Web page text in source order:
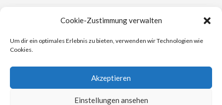
Cookie-Zustimmung verwalten
Um dir ein optimales Erlebnis zu bieten, verwenden wir Technologien wie
Cookies.
Akzeptieren
Einstellungen ansehen
Philippa Perry: Die Therapeutin und ihre Mörder: Dr. Pat
Philippa Perry: Das Buch, von dem du dir wünschst, deine
Elena Ferrante: An den Rändern - Schreiblust Leselust
Elena Ferrante: Die Geschichte des verlorenen Kindes